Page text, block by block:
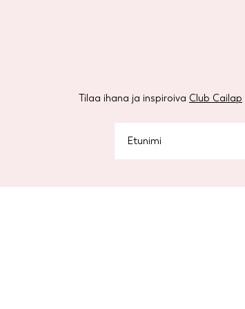
Tilaa ihana ja inspiroiva Club Cailap